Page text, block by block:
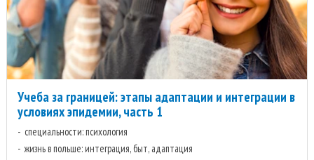
Учеба за границей: этапы адаптации и интеграции в
условиях эпидемии, часть 1
специальности: психология
жизнь в польше: интеграция, быт, адаптация